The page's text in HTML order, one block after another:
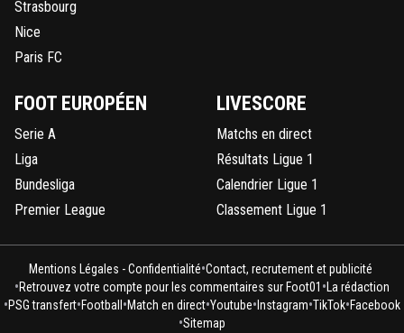
Strasbourg
Nice
Paris FC
FOOT EUROPÉEN
Serie A
Liga
Bundesliga
Premier League
LIVESCORE
Matchs en direct
Résultats Ligue 1
Calendrier Ligue 1
Classement Ligue 1
Mentions Légales - Confidentialité•Contact, recrutement et publicité
•Retrouvez votre compte pour les commentaires sur Foot01 •La rédaction
•PSG transfert•Football •Match en direct•Youtube• Instagram•TikTok•Facebook
•Sitemap